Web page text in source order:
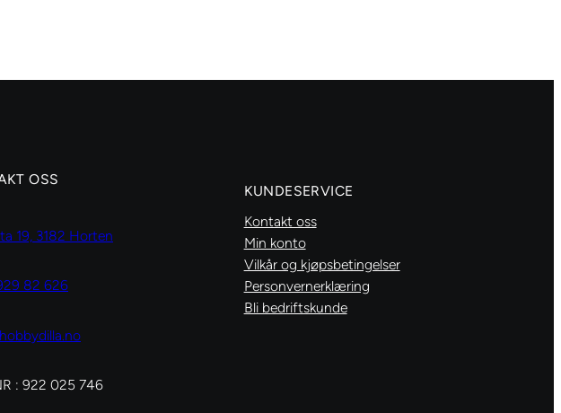
OSS
19, 3182 Horten
82 626
: 922 025 746
KUNDESERVICE
Kontakt oss
Min konto
Vilkår og kjøpsbetingelser
Personvernerklæring
Bli bedriftskunde